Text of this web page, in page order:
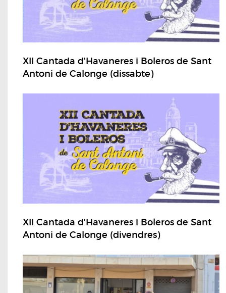
XII Cantada d'Havaneres i Boleros de Sant
Antoni de Calonge (dissabte)
XII Cantada d'Havaneres i Boleros de Sant
Antoni de Calonge (divendres)